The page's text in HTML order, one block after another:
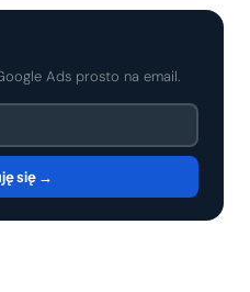
Ads prosto na email.
się →